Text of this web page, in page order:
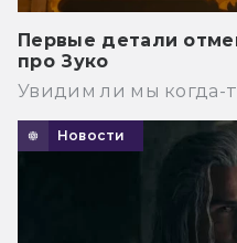
Первые детали
про Зуко
Увидим ли мы когда-
Новости